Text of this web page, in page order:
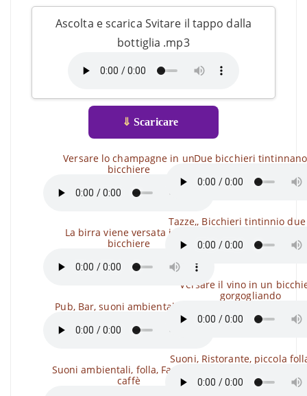
Ascolta e scarica Svitare il tappo dalla
bottiglia .mp3
⇓ Scaricare
Versare lo champagne in un
bicchiere
La birra viene versata in un
bicchiere
Pub, Bar, suoni ambientali, folla
Suoni ambientali, folla, Fast food,
caffè
Due bicchieri tintinnano
Tazze,, Bicchieri tintinnio
Versare il vino in un
gorgogliando
Suoni, Ristorante, piccola